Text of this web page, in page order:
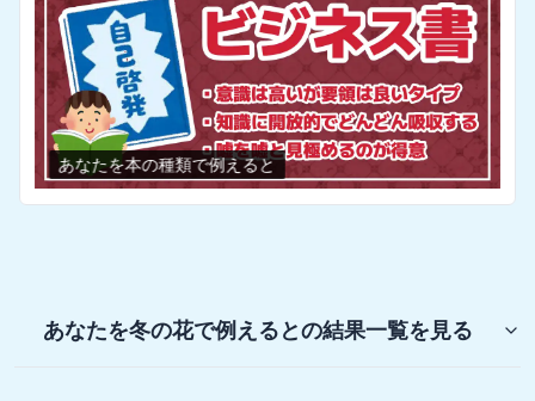
あなたを本の種類で例えると
あなたを冬の花で例えるとの結果一覧を見る